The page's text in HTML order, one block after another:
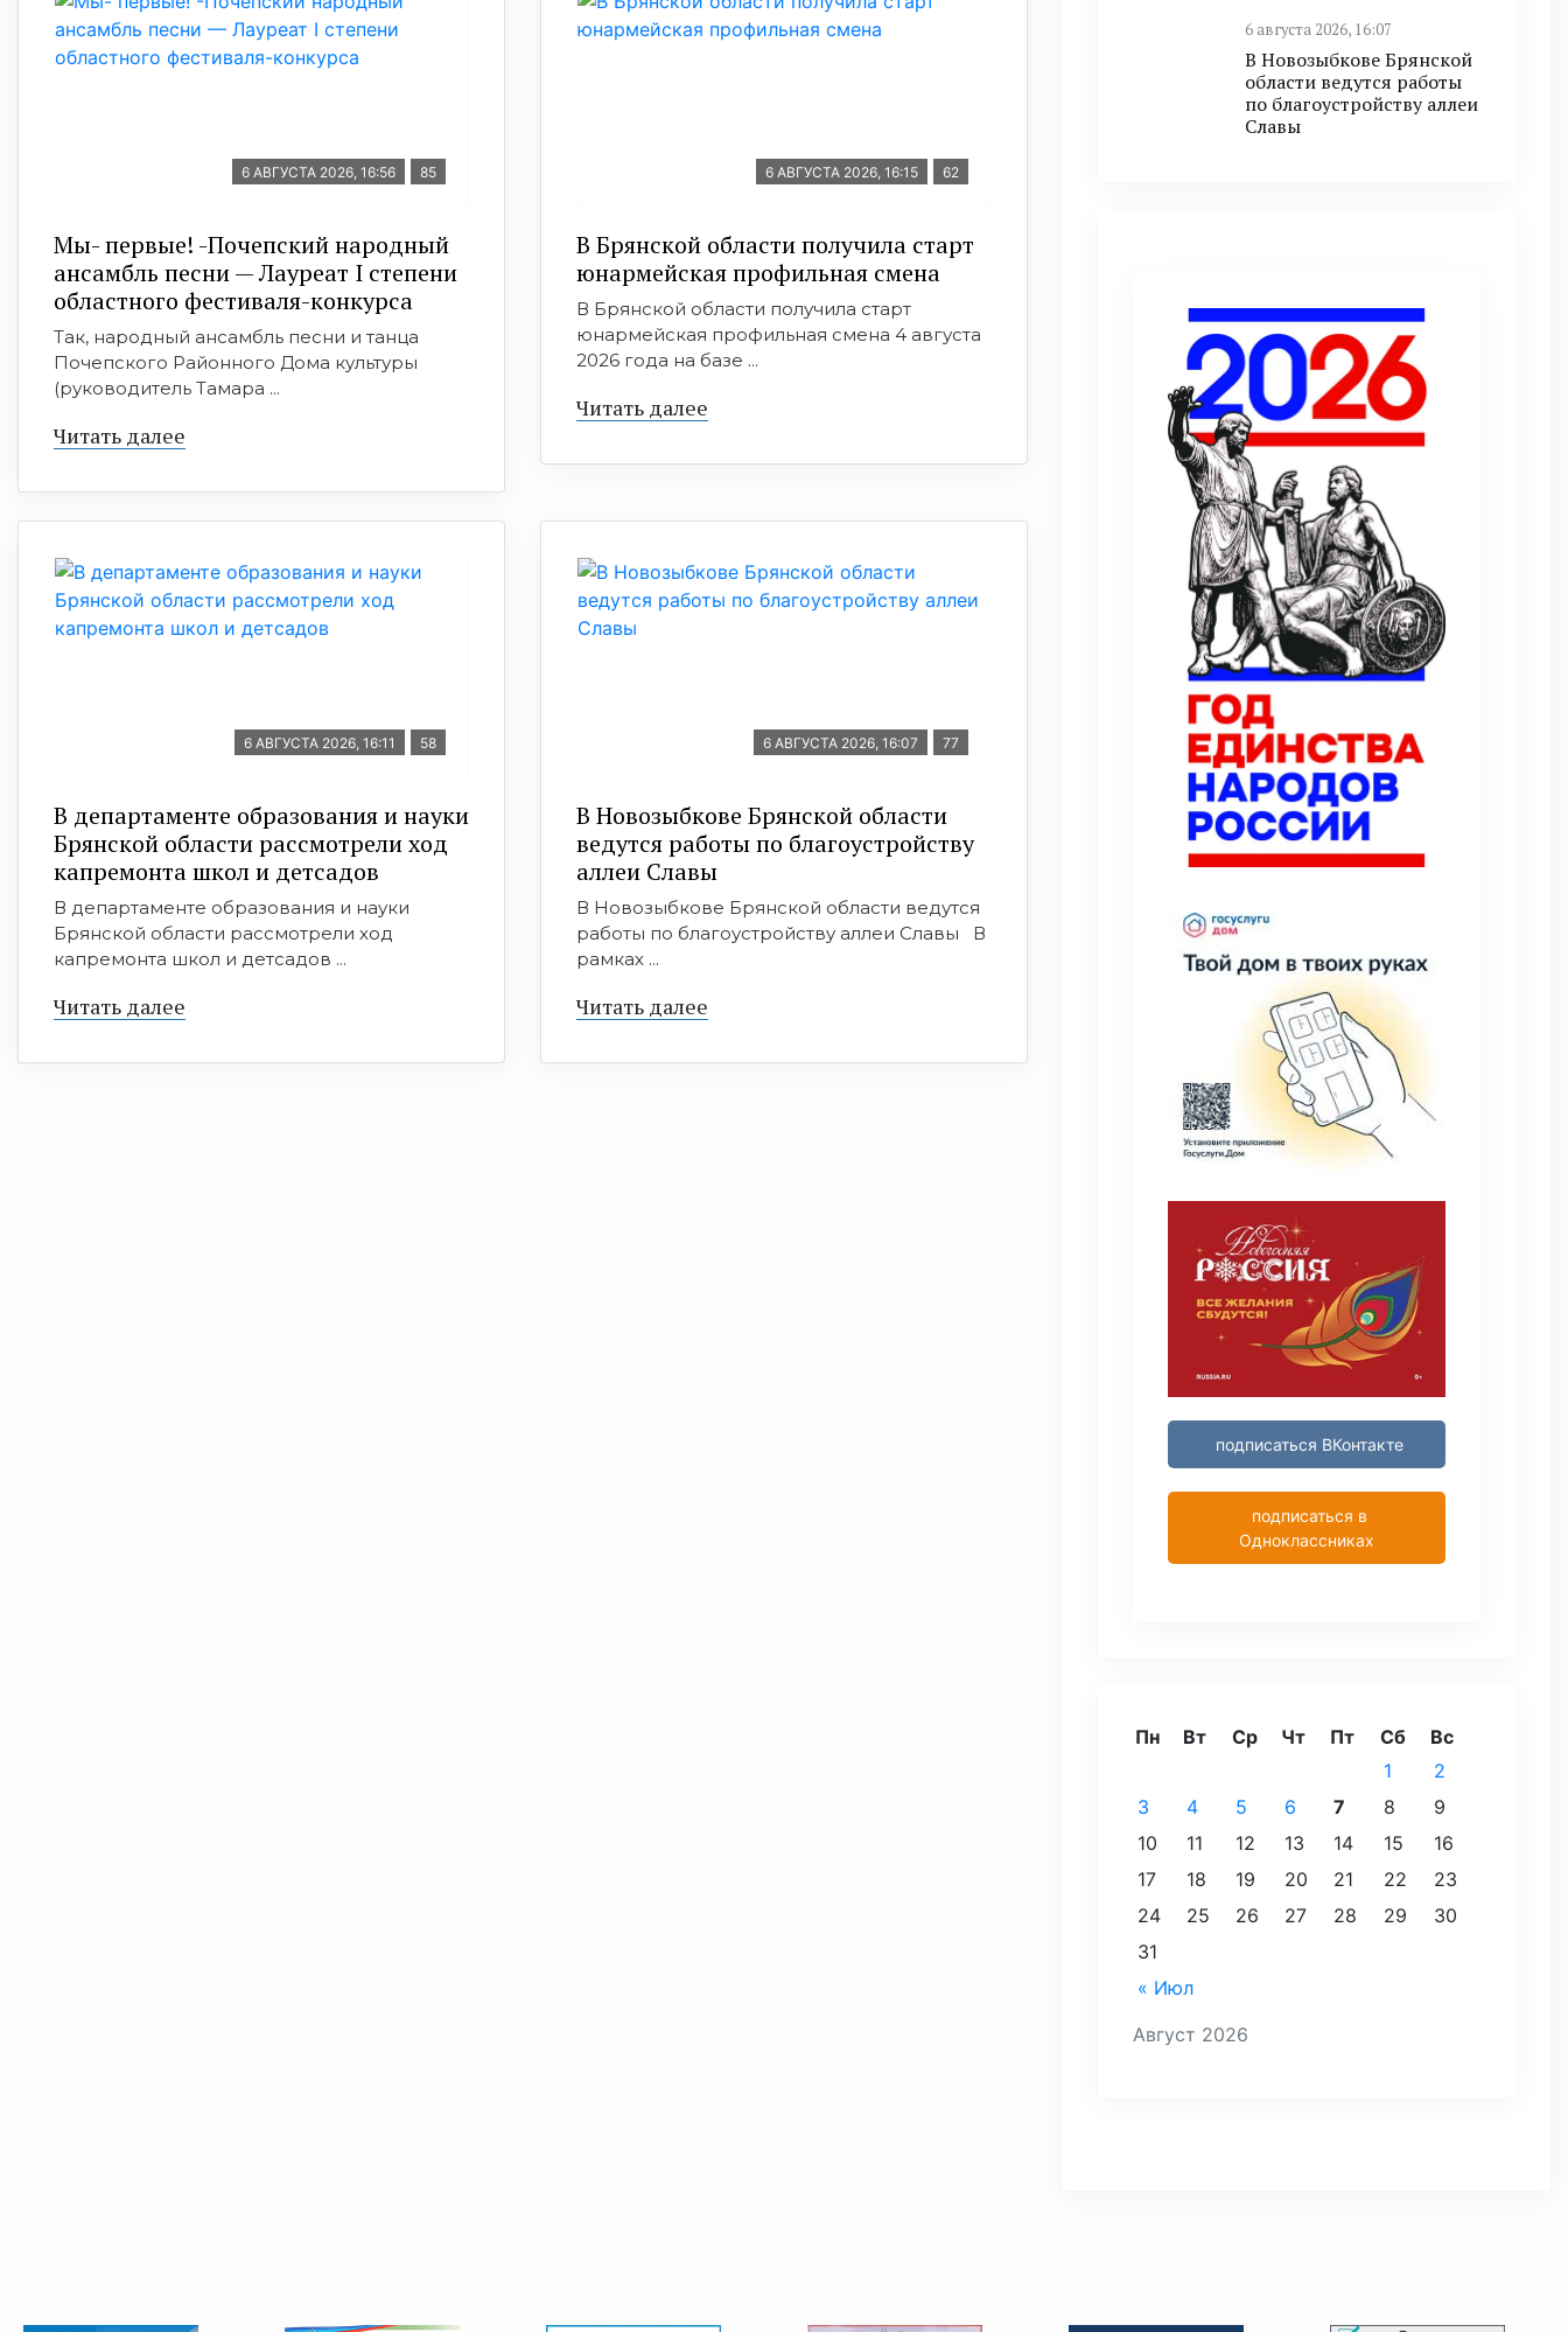
6 АВГУСТА 2026, 16:56 85
Мы- первые! -Почепский народный
ансамбль песни — Лауреат I степени
областного фестиваля-конкурса
Так, народный ансамбль песни и танца
Почепского Районного Дома культуры
(руководитель Тамара ...
Читать далее
6 АВГУСТА 2026, 16:15 62
В Брянской области получила старт
юнармейская профильная смена
В Брянской области получила старт
юнармейская профильная смена 4 августа
2026 года на базе ...
Читать далее
6 АВГУСТА 2026, 16:11 58
В департаменте образования и науки
Брянской области рассмотрели ход
капремонта школ и детсадов
В департаменте образования и науки
Брянской области рассмотрели ход
капремонта школ и детсадов ...
Читать далее
6 АВГУСТА 2026, 16:07 77
В Новозыбкове Брянской области
ведутся работы по благоустройству
аллеи Славы
В Новозыбкове Брянской области ведутся
работы по благоустройству аллеи Славы В
рамках ...
Читать далее
6 августа 2026, 16:07
В Новозыбкове Брянской
области ведутся работы
по благоустройству аллеи
Славы
подписаться ВКонтакте
подписаться в
Одноклассниках
Август 2026
Пн Вт Ср Чт Пт Сб Вс
« Июл
1
2
3
4 5 6 7 8
9
10
11 12 13 14 15
16
17
18 19 20 21 22
23
24
25 26 27 28 29
30
31